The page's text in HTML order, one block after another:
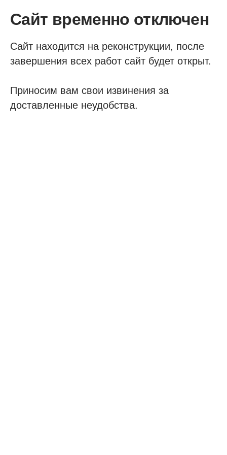
Сайт временно отключен
Сайт находится на реконструкции, после
завершения всех работ сайт будет открыт.
Приносим вам свои извинения за
доставленные неудобства.